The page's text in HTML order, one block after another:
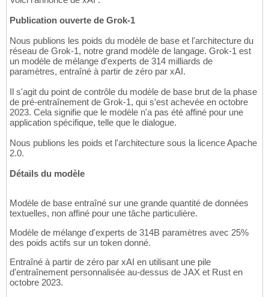
Publication ouverte de Grok-1
Nous publions les poids du modèle de base et l'architecture du
réseau de Grok-1, notre grand modèle de langage. Grok-1 est
un modèle de mélange d'experts de 314 milliards de
paramètres, entraîné à partir de zéro par xAI.
Il s'agit du point de contrôle du modèle de base brut de la phase
de pré-entraînement de Grok-1, qui s'est achevée en octobre
2023. Cela signifie que le modèle n'a pas été affiné pour une
application spécifique, telle que le dialogue.
Nous publions les poids et l'architecture sous la licence Apache
2.0.
Détails du modèle
Modèle de base entraîné sur une grande quantité de données
textuelles, non affiné pour une tâche particulière.
Modèle de mélange d'experts de 314B paramètres avec 25%
des poids actifs sur un token donné.
Entraîné à partir de zéro par xAI en utilisant une pile
d'entraînement personnalisée au-dessus de JAX et Rust en
octobre 2023.